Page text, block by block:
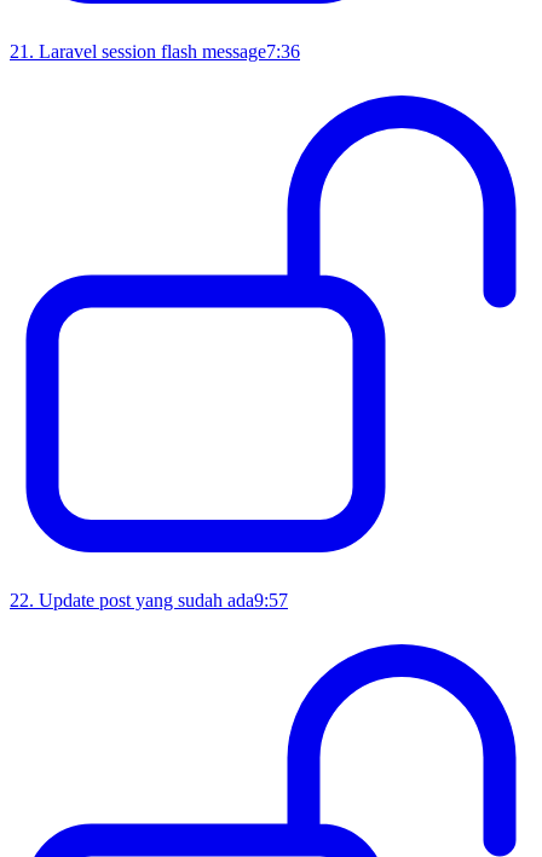
21 . Laravel session flash message7:36
22. Update post yang sudah ada9:57